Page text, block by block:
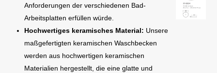
Anforderungen der verschiedenen Bad-
Arbeitsplatten erfüllen würde.
Hochwertiges keramisches Material: Unsere
maßgefertigten keramischen Waschbecken
werden aus hochwertigen keramischen
Materialien hergestellt, die eine glatte und